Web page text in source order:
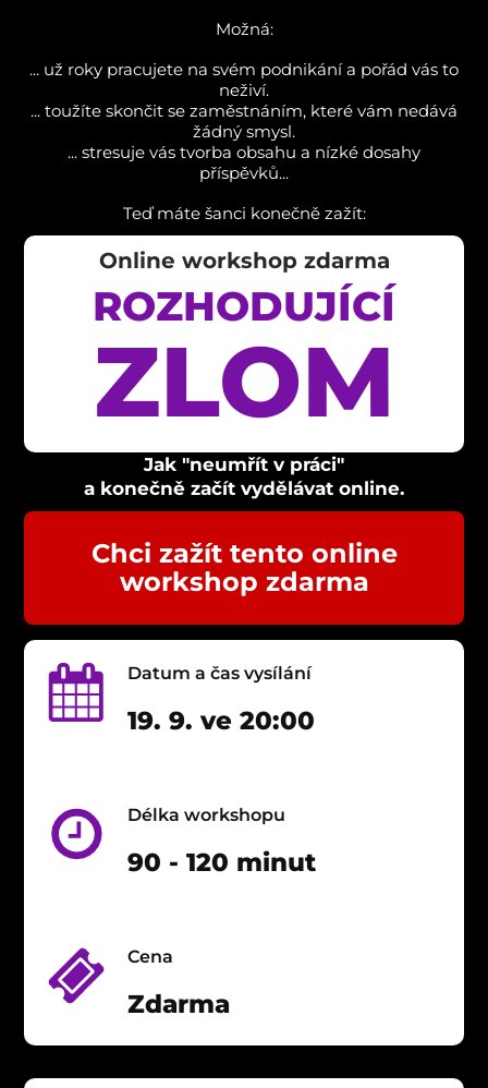
Možná:
... už roky pracujete na svém podnikání a pořád vás to
neživí.
... toužíte skončit se zaměstnáním, které vám nedává
žádný smysl.
... stresuje vás tvorba obsahu a nízké dosahy
příspěvků...
Teď máte šanci konečně zažít:
Online workshop zdarma
ROZHODUJÍCÍ
ZLOM
Jak "neumřít v práci"
a konečně začít vydělávat online.
Chci zažít tento online
workshop zdarma
Datum a čas vysílání
19. 9. ve 20:00
Délka workshopu
90 - 120 minut
Cena
Zdarma